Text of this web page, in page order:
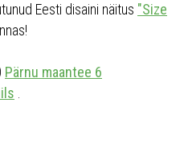
Eesti disaini näitus "Size
Pärnu maantee 6